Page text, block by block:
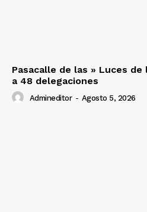
Pasacalle de las » Luces de
a 48 delegaciones
Admineditor - Agosto 5, 2026